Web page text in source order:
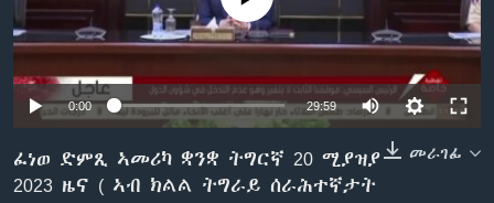
ቂሔ ጽልሚ
ቋንቋታት
0:00 29:59
መራገፊ
ፈነወ ድምጺ ኣመሪካ ቋንቋ ትግርኛ 20 ሚያዝያ
2023 ዜና ( ኣብ ክልል ትግራይ ሰራሕተኛታት